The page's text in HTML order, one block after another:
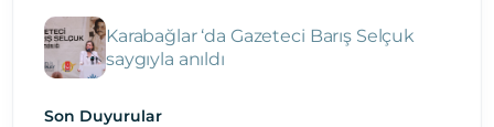
Karabağlar ‘da Gazeteci Barış Selçuk
saygıyla anıldı
Son Duyurular